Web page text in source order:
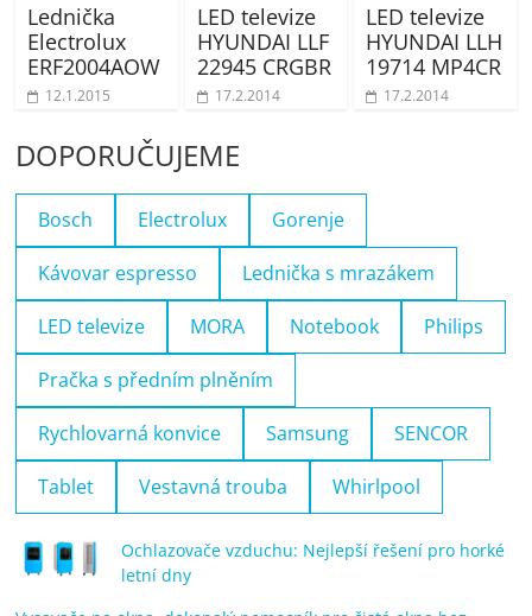
Lednička
Electrolux
ERF2004AOW
12.1.2015
LED televize
HYUNDAI LLF
22945 CRGBR
17.2.2014
LED televize
HYUNDAI LLH
19714 MP4CR
17.2.2014
DOPORUČUJEME
Bosch Electrolux Gorenje
Kávovar espresso Lednička s mrazákem
LED televize MORA Notebook Philips
Pračka s předním plněním
Rychlovarná konvice Samsung SENCOR
Tablet Vestavná trouba Whirlpool
Ochlazovače vzduchu: Nejlepší řešení pro horké
letní dny